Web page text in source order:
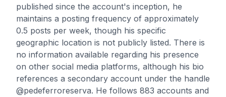
published since the account's inception, he
maintains a posting frequency of approximately
0.5 posts per week, though his specific
geographic location is not publicly listed. There is
no information available regarding his presence
on other social media platforms, although his bio
references a secondary account under the handle
@pedeferroreserva. He follows 883 accounts and